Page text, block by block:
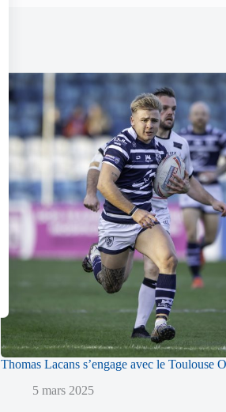
Thomas Lacans s’engage avec le Toulouse
5 mars 2025